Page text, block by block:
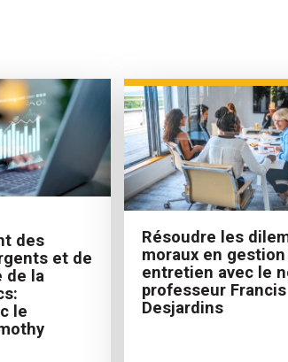
des
et de
de la
le
Résoudre les
moraux en gestion
entretien avec le
professeur Francis
Desjardins